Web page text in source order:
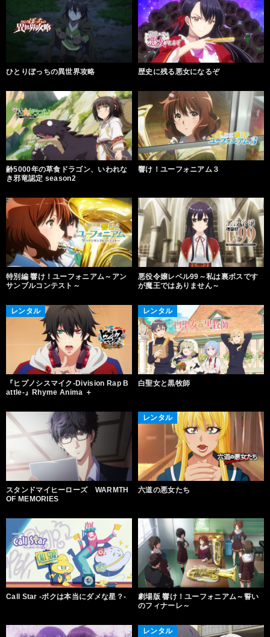
ひとりぼっちの異世界攻略 歴史に残る悪女になるぞ
齢5000年の草食ドラゴン、いわれな
き邪竜認定 season2
響け！ユーフォニアム３
特別編 響け！ユーフォニアム～アン
サンブルコンテスト～
悪役令嬢レベル99～私は裏ボスです
が魔王ではありません～
レンタル
『ヒプノシスマイク-Division Rap B
attle-』Rhyme Anima ＋
レンタル
白聖女と黒牧師
スタンドマイヒーローズ WARMTH
OF MEMORIES
レンタル
六道の悪女たち
Call Star -ボクは本当にダメな星？-
劇場版 響け！ユーフォニアム～誓い
のフィナーレ～
レンタル